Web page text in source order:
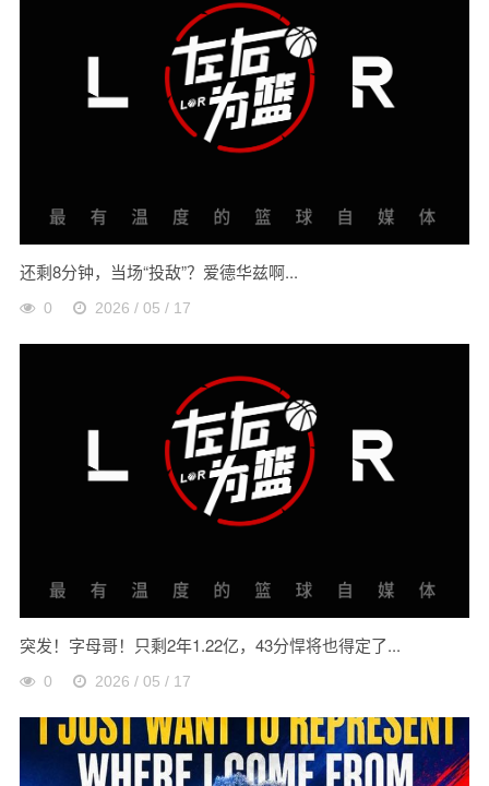
还剩8分钟，当场“投敌”？爱德华兹啊...
0 2026 / 05 / 17
突发！字母哥！只剩2年1.22亿，43分悍将也得定了...
0 2026 / 05 / 17